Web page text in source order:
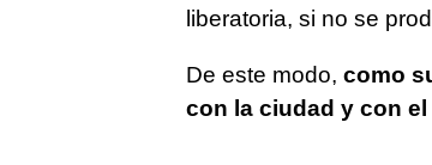
liberatoria, si no se
De este modo, como
con la ciudad y con